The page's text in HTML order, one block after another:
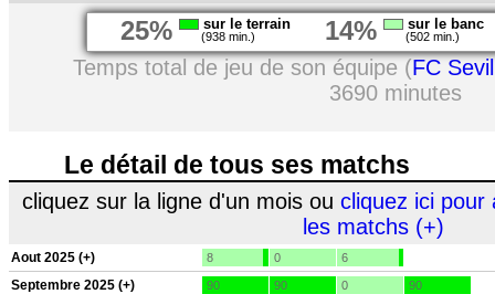
25% sur le terrain
(938 min.) 14% sur le banc
(502 min.)
Temps total de jeu de son équipe (FC
3690 minutes
Le détail de tous ses matchs
cliquez sur la ligne d'un mois ou cliquez ici pour
les matchs (+)
Aout 2025 (+) 8 0 6
Septembre 2025 (+) 90 90 0 90